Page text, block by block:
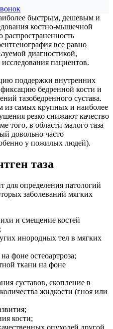
быстрым, дешевым и
костно-мышечной
все равно
диагностикой,
пациентов.
поддержки внутренних
бедренной кости и
тазобедренного сустава.
из самых крупных и наиболее
резко снижают качество
того, в области малого таза
довольно часто
у пожилых людей).
таза
для определения патологий
заболеваний мягких
и смещение костей
инородных тел в мягких
фоне остеоартроза;
ткани на фоне
суставов, скопление в
жидкости (гноя или
кости;
опухолей другой